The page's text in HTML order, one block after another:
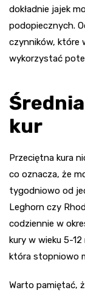
dokładnie jajek
podopiecznych.
czynników, które
wykorzystać
kur
Przeciętna kura
co oznacza, że
tygodniowo od
Leghorn czy
codziennie w
kury w wieku 5-
która stopniowo
Warto pamiętać,